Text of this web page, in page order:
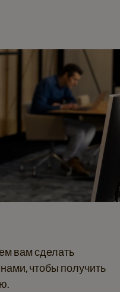
всегда в порядке, и
вам сделать
чтобы получить